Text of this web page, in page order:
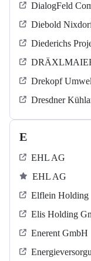
DialogFeld
Diebold
Diederichs
Drekopf
Dresdner
E
EHL AG
EHL AG
Elflein Holding
Elis Holding
Enerent GmbH